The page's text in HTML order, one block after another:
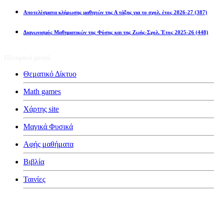
Αποτελέσματα κλήρωσης μαθητών της Α τάξης για το σχολ. έτος 2026-27 (387)
Διαγωνισμός Μαθηματικών της Φύσης και της Ζωής-Σχολ. Έτος 2025-26 (448)
Θεματικό Δίκτυο
Math games
Χάρτης site
Μαγικά Φυσικά
Αφής μαθήματα
Βιβλία
Ταινίες